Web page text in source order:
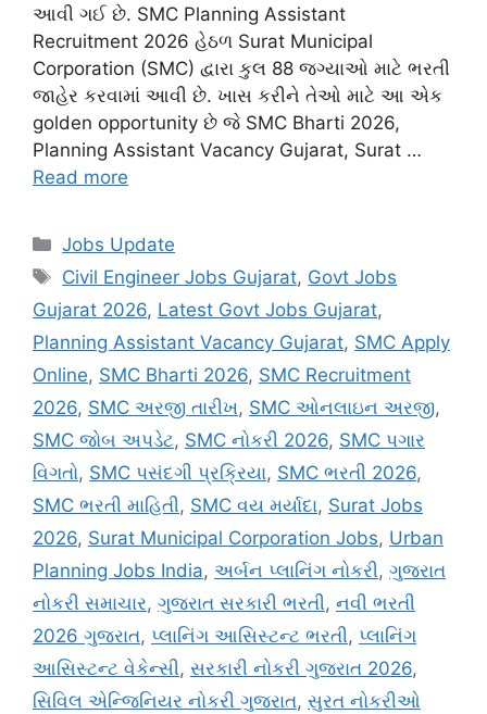
આવી ગઈ છે. SMC Planning Assistant
Recruitment 2026 હેઠળ Surat Municipal
Corporation (SMC) દ્વારા કુલ 88 જગ્યાઓ માટે ભરતી
જાહેર કરવામાં આવી છે. ખાસ કરીને તેઓ માટે આ એક
golden opportunity છે જે SMC Bharti 2026,
Planning Assistant Vacancy Gujarat, Surat …
Read more
Categories
Jobs Update
Tags
Civil Engineer Jobs Gujarat, Govt Jobs
Gujarat 2026, Latest Govt Jobs Gujarat,
Planning Assistant Vacancy Gujarat, SMC Apply
Online, SMC Bharti 2026, SMC Recruitment
2026, SMC અરજી તારીખ, SMC ઓનલાઇન અરજી,
SMC જોબ અપડેટ, SMC નોકરી 2026, SMC પગાર
વિગતો, SMC પસંદગી પ્રક્રિયા, SMC ભરતી 2026,
SMC ભરતી માહિતી, SMC વય મર્યાદા, Surat Jobs
2026, Surat Municipal Corporation Jobs, Urban
Planning Jobs India, અર્બન પ્લાનિંગ નોકરી, ગુજરાત
નોકરી સમાચાર, ગુજરાત સરકારી ભરતી, નવી ભરતી
2026 ગુજરાત, પ્લાનિંગ આસિસ્ટન્ટ ભરતી, પ્લાનિંગ
આસિસ્ટન્ટ વેકેન્સી, સરકારી નોકરી ગુજરાત 2026,
સિવિલ એન્જિનિયર નોકરી ગુજરાત, સુરત નોકરીઓ